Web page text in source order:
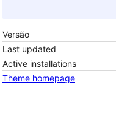
Versão
Last updated
Active installations
Theme homepage